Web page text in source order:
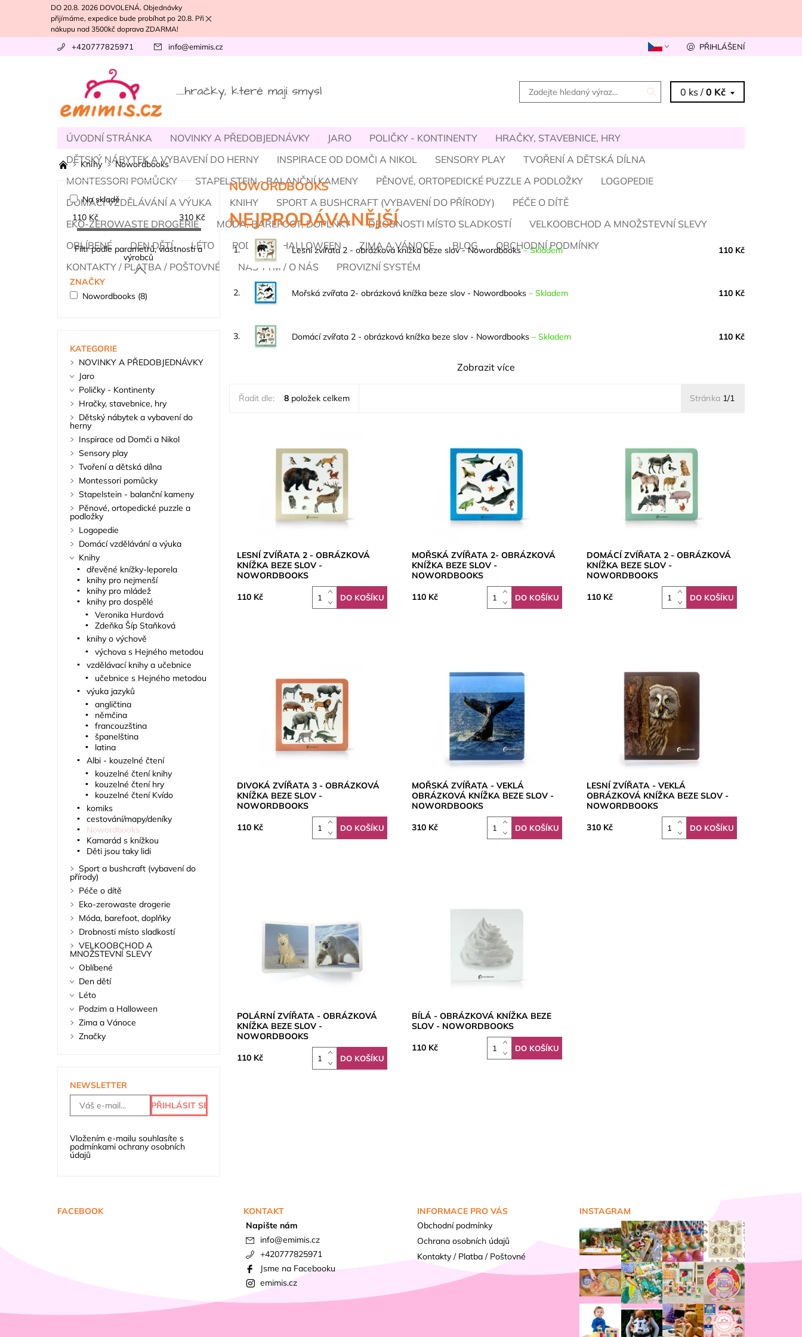
DO 20.8. 2026 DOVOLENÁ. Objednávky
přijímáme, expedice bude probíhat po 20.8. Při
nákupu nad 3500kč doprava ZDARMA!
+420777825971 info@emimis.cz PŘIHLÁŠENÍ
0 ks /0 Kč
ÚVODNÍ STRÁNKA NOVINKY A PŘEDOBJEDNÁVKY JARO POLIČKY - KONTINENTY
HRAČKY, STAVEBNICE, HRY
DĚTSKÝ NÁBYTEK A VYBAVENÍ DO HERNY
INSPIRACE OD DOMČI A NIKOL SENSORY PLAY
TVOŘENÍ A DĚTSKÁ DÍLNA
MONTESSORI POMŮCKY
STAPELSTEIN - BALANČNÍ KAMENY PĚNOVÉ, ORTOPEDICKÉ PUZZLE A PODLOŽKY
LOGOPEDIE
DOMÁCÍ VZDĚLÁVÁNÍ A VÝUKA
KNIHY SPORT A BUSHCRAFT (VYBAVENÍ DO PŘÍRODY)
PÉČE O DÍTĚ
EKO-ZEROWASTE DROGERIE
MÓDA, BAREFOOT, DOPLŇKY DROBNOSTI MÍSTO SLADKOSTÍ
VELKOOBCHOD A MNOŽSTEVNÍ SLEVY
OBLÍBENÉ
DEN DĚTÍ LÉTO PODZIM A HALLOWEEN ZIMA A VÁNOCE BLOG
OBCHODNÍ PODMÍNKY
KONTAKTY / PLATBA / POŠTOVNÉ
NÁŠ TÝM / O NÁS PROVIZNÍ SYSTÉM
Knihy Nowordbooks
NOWORDBOOKS
NEJPRODÁVANĚJŠÍ
1. Lesní zvířata 2 - obrázková knížka beze slov - Nowordbooks–Skladem 110 Kč
2. Mořská zvířata 2- obrázková knížka beze slov - Nowordbooks – Skladem 110 Kč
3. Domácí zvířata 2 - obrázková knížka beze slov - Nowordbooks – Skladem 110 Kč
Zobrazit více
Řadit dle: 8položek celkem Stránka1/1
LESNÍ ZVÍŘATA 2 - OBRÁZKOVÁ
KNÍŽKA BEZE SLOV -
NOWORDBOOKS
110 Kč
MOŘSKÁ ZVÍŘATA 2- OBRÁZKOVÁ
KNÍŽKA BEZE SLOV -
NOWORDBOOKS
110 Kč
DOMÁCÍ ZVÍŘATA 2 - OBRÁZKOVÁ
KNÍŽKA BEZE SLOV -
NOWORDBOOKS
110 Kč
DIVOKÁ ZVÍŘATA 3 - OBRÁZKOVÁ
KNÍŽKA BEZE SLOV -
NOWORDBOOKS
110 Kč
MOŘSKÁ ZVÍŘATA - VEKLÁ
OBRÁZKOVÁ KNÍŽKA BEZE SLOV -
NOWORDBOOKS
310 Kč
LESNÍ ZVÍŘATA - VEKLÁ
OBRÁZKOVÁ KNÍŽKA BEZE SLOV -
NOWORDBOOKS
310 Kč
POLÁRNÍ ZVÍŘATA - OBRÁZKOVÁ
KNÍŽKA BEZE SLOV -
NOWORDBOOKS
110 Kč
BÍLÁ - OBRÁZKOVÁ KNÍŽKA BEZE
SLOV - NOWORDBOOKS
110 Kč
Na skladě
110Kč 310Kč
Filtr podle parametrů, vlastností a
výrobců
ZNAČKY
Nowordbooks (8)
KATEGORIE
NOVINKY A PŘEDOBJEDNÁVKY
Jaro
Poličky - Kontinenty
Hračky, stavebnice, hry
Dětský nábytek a vybavení do
herny
Inspirace od Domči a Nikol
Sensory play
Tvoření a dětská dílna
Montessori pomůcky
Stapelstein - balanční kameny
Pěnové, ortopedické puzzle a
podložky
Logopedie
Domácí vzdělávání a výuka
Knihy
dřevěné knížky-leporela
knihy pro nejmenší
knihy pro mládež
knihy pro dospělé
Veronika Hurdová
Zdeňka Šíp Staňková
knihy o výchově
výchova s Hejného metodou
vzdělávací knihy a učebnice
učebnice s Hejného metodou
výuka jazyků
angličtina
němčina
francouzština
španelština
latina
Albi - kouzelné čtení
kouzelné čtení knihy
kouzelné čtení hry
kouzelné čtení Kvído
komiks
cestování/mapy/deníky
Nowordbooks
Kamarád s knížkou
Děti jsou taky lidi
Sport a bushcraft (vybavení do
přírody)
Péče o dítě
Eko-zerowaste drogerie
Móda, barefoot, doplňky
Drobnosti místo sladkostí
VELKOOBCHOD A
MNOŽSTEVNÍ SLEVY
Oblíbené
Den dětí
Léto
Podzim a Halloween
Zima a Vánoce
Značky
NEWSLETTER
Vložením e-mailu souhlasíte s
podmínkami ochrany osobních
údajů
FACEBOOK
KONTAKT
Napište nám
info@emimis.cz
+420777825971
Jsme na Facebooku
emimis.cz
INFORMACE PRO VÁS
Obchodní podmínky
Ochrana osobních údajů
Kontakty / Platba / Poštovné
INSTAGRAM